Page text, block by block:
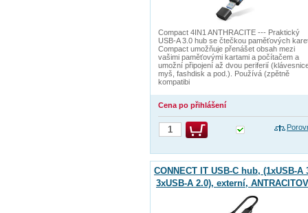
Compact 4IN1 ANTHRACITE --- Praktický
USB-A 3.0 hub se čtečkou paměťových
Compact umožňuje přenášet obsah mezi
vašimi paměťovými kartami a počítačem a
umožní připojení až dvou periferií
myš, fashdisk a pod.). Používá (zpětně
kompatibi
Cena po přihlášení
CONNECT IT USB-C hub, (1xUSB-A
3xUSB-A 2.0), externí,